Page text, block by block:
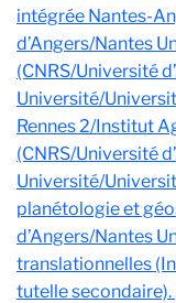
intégrée Nantes-
d’Angers/Nantes
(CNRS/Université
Université/
Rennes 2/Institut
(CNRS/Université
Université/
planétologie et
d’Angers/Nantes
translationnelles
tutelle secondaire).